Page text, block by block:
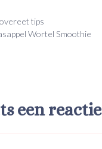
tips
Wortel Smoothie
een reactie